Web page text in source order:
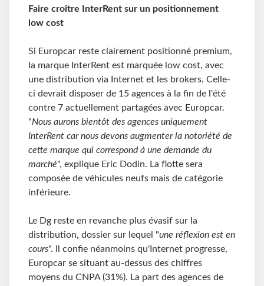
Faire croître InterRent sur un positionnement
low cost
Si Europcar reste clairement positionné premium,
la marque InterRent est marquée low cost, avec
une distribution via Internet et les brokers. Celle-
ci devrait disposer de 15 agences à la fin de l'été
contre 7 actuellement partagées avec Europcar.
"Nous aurons bientôt des agences uniquement
InterRent car nous devons augmenter la notoriété de
cette marque qui correspond à une demande du
marché", explique Eric Dodin. La flotte sera
composée de véhicules neufs mais de catégorie
inférieure.
Le Dg reste en revanche plus évasif sur la
distribution, dossier sur lequel "une réflexion est en
cours". Il confie néanmoins qu'Internet progresse,
Europcar se situant au-dessus des chiffres
moyens du CNPA (31%). La part des agences de